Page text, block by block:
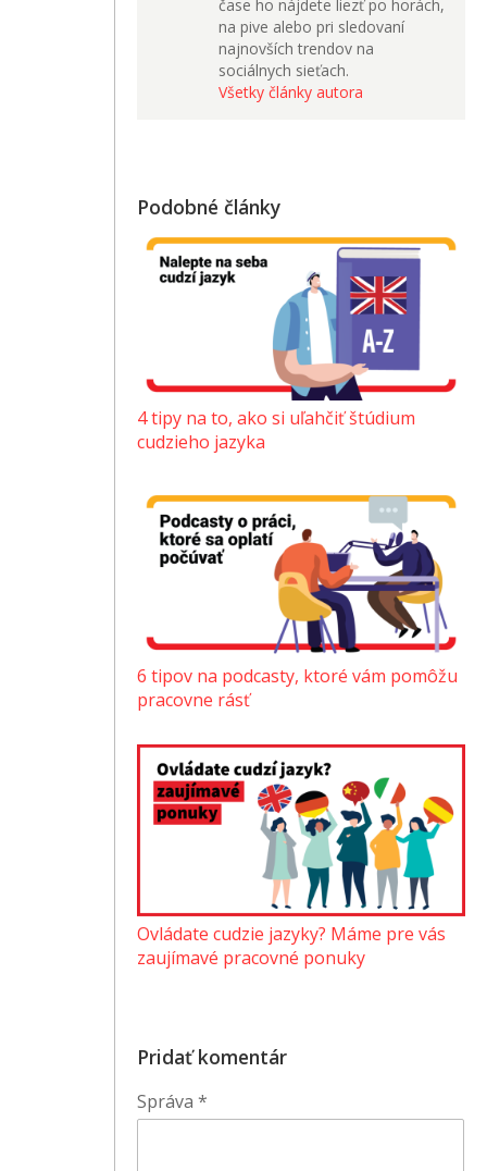
čase ho nájdete liezť po horách,
na pive alebo pri sledovaní
najnovších trendov na
sociálnych sieťach.
Všetky články autora
Podobné články
4 tipy na to, ako si uľahčiť štúdium
cudzieho jazyka
6 tipov na podcasty, ktoré vám pomôžu
pracovne rásť
Ovládate cudzie jazyky? Máme pre vás
zaujímavé pracovné ponuky
Pridať komentár
Správa*